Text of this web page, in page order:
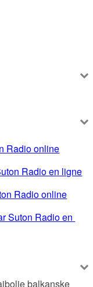
Radio online
Radio en ligne
Radio online
Suton Radio en
balkanske